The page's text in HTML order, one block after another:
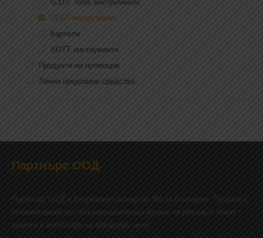
G.D.I. Tools инструменти
OLFA инструменти
Картели
SOTT инструменти
Продукти на промоция
Лични предпазни средства
Партнърс ООД
Партнърс ООД e оторизиран дилър на 3М за България. Предлага
отлично качество на самозалепващо фолио за рязане и печат,
винили и аксесоари на най-добра цена.